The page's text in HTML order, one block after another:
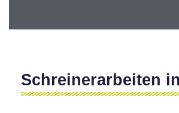
Schreinerarbeiten